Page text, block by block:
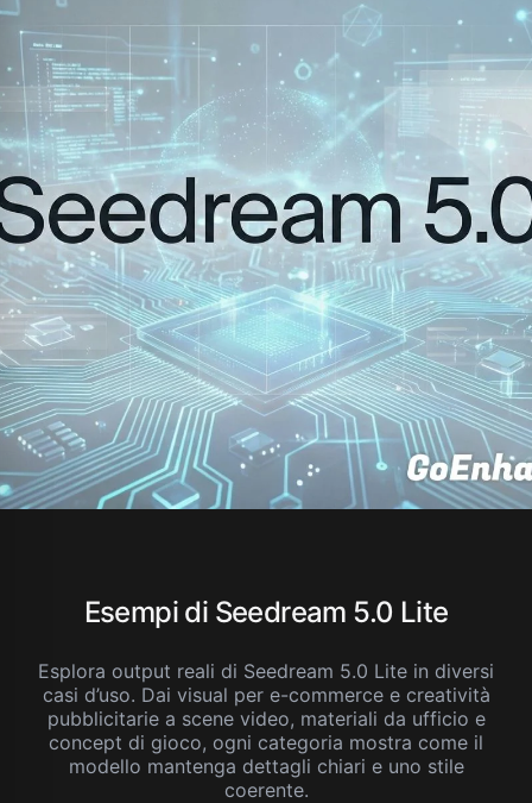
Esempi di Seedream 5.0 Lite
Esplora output reali di Seedream 5.0 Lite in diversi
casi d’uso. Dai visual per e-commerce e creatività
pubblicitarie a scene video, materiali da ufficio e
concept di gioco, ogni categoria mostra come il
modello mantenga dettagli chiari e uno stile
coerente.